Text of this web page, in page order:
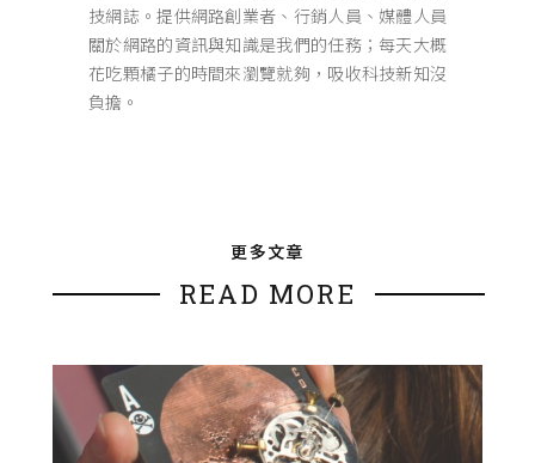
技網誌。提供網路創業者、行銷人員、媒體人員
關於網路的資訊與知識是我們的任務；每天大概
花吃顆橘子的時間來瀏覽就夠，吸收科技新知沒
負擔。
更多文章
READ MORE